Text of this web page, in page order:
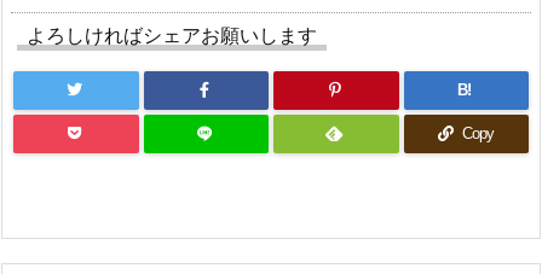
よろしければシェアお願いします
B!
Copy